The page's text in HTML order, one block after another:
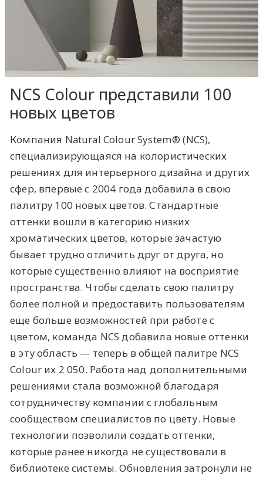
NCS Colour представили 100
новых цветов
Компания Natural Colour System® (NCS),
специализирующаяся на колористических
решениях для интерьерного дизайна и других
сфер, впервые с 2004 года добавила в свою
палитру 100 новых цветов. Стандартные
оттенки вошли в категорию низких
хроматических цветов, которые зачастую
бывает трудно отличить друг от друга, но
которые существенно влияют на восприятие
пространства. Чтобы сделать свою палитру
более полной и предоставить пользователям
еще больше возможностей при работе с
цветом, команда NCS добавила новые оттенки
в эту область — теперь в общей палитре NCS
Colour их 2 050. Работа над дополнительными
решениями стала возможной благодаря
сотрудничеству компании с глобальным
сообществом специалистов по цвету. Новые
технологии позволили создать оттенки,
которые ранее никогда не существовали в
библиотеке системы. Обновления затронули не